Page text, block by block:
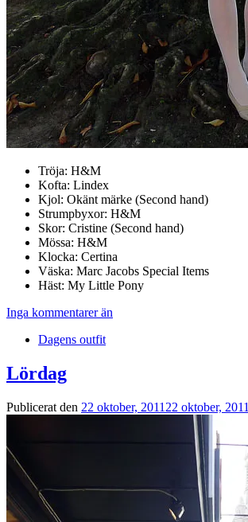
Tröja: H&M
Kofta: Lindex
Kjol: Okänt märke (Second hand)
Strumpbyxor: H&M
Skor: Cristine (Second hand)
Mössa: H&M
Klocka: Certina
Väska: Marc Jacobs Special Items
Häst: My Little Pony
Inga kommentarer än
Dagens outfit
Lördag
Publicerat den 22 oktober, 2011 22 oktober, 2011